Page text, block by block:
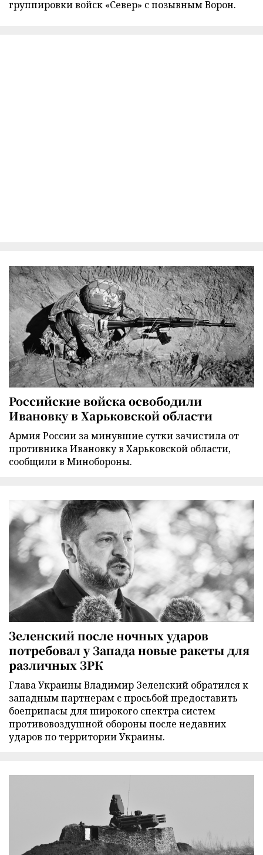
группировки войск «Север» с позывным Ворон.
Российские войска освободили
Ивановку в Харьковской области
Армия России за минувшие сутки зачистила от
противника Ивановку в Харьковской области,
сообщили в Минобороны.
Зеленский после ночных ударов
потребовал у Запада новые ракеты для
различных ЗРК
Глава Украины Владимир Зеленский обратился к
западным партнерам с просьбой предоставить
боеприпасы для широкого спектра систем
противовоздушной обороны после недавних
ударов по территории Украины.